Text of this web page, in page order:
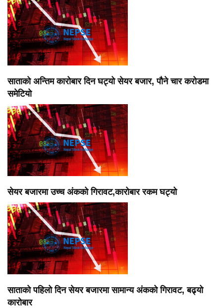
साताको अन्तिम कारोबार दिन घट्यो सेयर बजार, पौने चार करोडमा
समेटियो
सेयर बजारमा उच्च अंकको गिरावट,कारोबार रकम घट्यो
साताको पहिलो दिन सेयर बजारमा सामान्य अंकको गिरावट, बढ्यो
कारोबार